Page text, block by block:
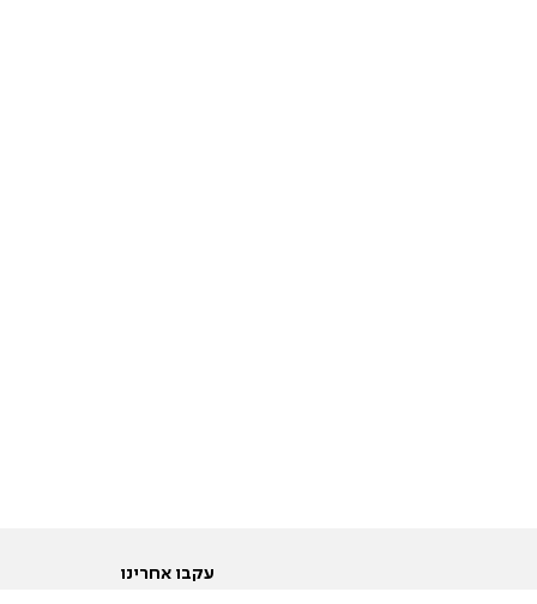
עקבו אחרינו